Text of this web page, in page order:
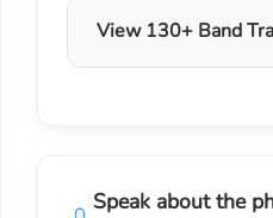
View 130+ Band
Speak about the